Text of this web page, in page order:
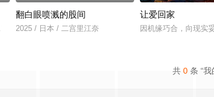
翻白眼喷溅的股间
2025 / 日本 / 二宫里江奈
让爱回家
因机缘巧合，向现实
共 0 条 “